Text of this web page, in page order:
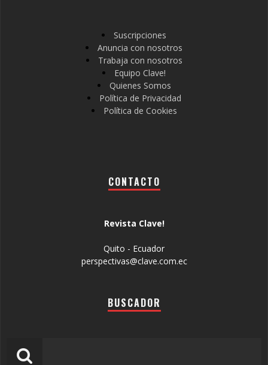
Suscripciones
Anuncia con nosotros
Trabaja con nosotros
Equipo Clave!
Quienes Somos
Política de Privacidad
Política de Cookies
CONTACTO
Revista Clave!
Quito - Ecuador
perspectivas@clave.com.ec
BUSCADOR